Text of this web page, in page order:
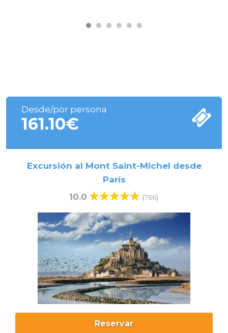
Desde/por persona
161.10€
Excursión al Mont Saint-Michel desde
París
10.0
(766)
Reservar